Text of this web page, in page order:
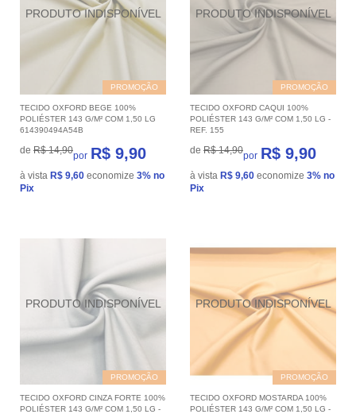
PROMOÇÃO
TECIDO OXFORD BEGE 100%
POLIÉSTER 143 G/M² COM 1,50 LG
614390494A54B
de R$ 14,90por R$ 9,90
à vista R$ 9,60 economize 3% no
Pix
PROMOÇÃO
TECIDO OXFORD CAQUI 100%
POLIÉSTER 143 G/M² COM 1,50 LG -
REF. 155
de R$ 14,90por R$ 9,90
à vista R$ 9,60 economize 3% no
Pix
PROMOÇÃO
TECIDO OXFORD CINZA FORTE 100%
POLIÉSTER 143 G/M² COM 1,50 LG -
PROMOÇÃO
TECIDO OXFORD MOSTARDA 100%
POLIÉSTER 143 G/M² COM 1,50 LG -